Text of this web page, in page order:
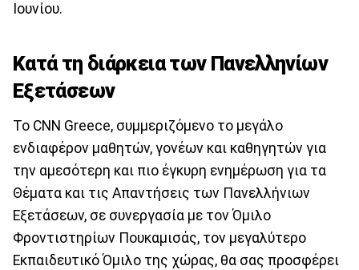
Ιουνίου.
Κατά τη διάρκεια των Πανελληνίων
Εξετάσεων
Το CNN Greece, συμμεριζόμενο το μεγάλο
ενδιαφέρον μαθητών, γονέων και καθηγητών για
την αμεσότερη και πιο έγκυρη ενημέρωση για τα
Θέματα και τις Απαντήσεις των Πανελλήνιων
Εξετάσεων, σε συνεργασία με τον Όμιλο
Φροντιστηρίων Πουκαμισάς, τον μεγαλύτερο
Εκπαιδευτικό Όμιλο της χώρας, θα σας προσφέρει